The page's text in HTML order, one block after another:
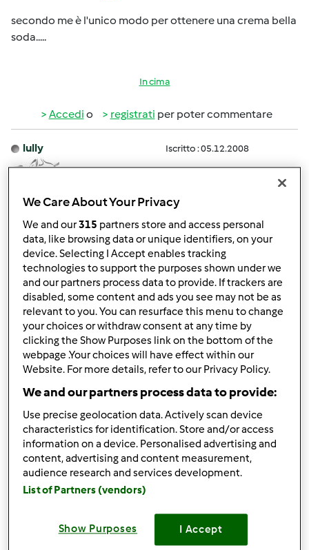
secondo me è l'unico modo per ottenere una crema bella
soda.....
In cima
Accedi o registrati per poter commentare
lully Iscritto : 05.12.2008
Mer, 10/31/2012 - 07:00
guarda questa ricetta:
http://www.ricettario-
bimby.it/ricetta/19784/tiramisu.html
in linea di massima seguo questa, sostituisco il marsala
con un paio di cucchiai di mistrà e invece dei savoiardi
uso i biscotti tipo oro s.....wa!!!
ottimo!
In cima
Accedio registratiper poter commentare
mamma 74
We Care About Your Privacy
We and our315 partners store and access personal
data, like browsing data or unique identifiers, on your
device. Selecting I Accept enables tracking
technologies to support the purposes shown under we
and our partners process data to provide. If trackers are
disabled, some content and ads you see may not be as
relevant to you. You can resurface this menu to change
your choices or withdraw consent at any time by
clicking the Show Purposes link on the bottom of the
webpage .Your choices will have effect within our
Website. For more details, refer to our Privacy Policy.
We and our partners process data to provide:
Use precise geolocation data. Actively scan device
characteristics for identification. Store and/or access
information on a device. Personalised advertising and
content, advertising and content measurement,
audience research and services development.
List of Partners (vendors)
Show Purposes I Accept